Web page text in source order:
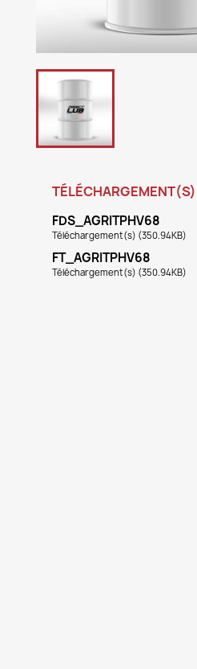
TÉLÉCHARGEMENT(S)
FDS_AGRITPHV68
Téléchargement(s) (350.94KB)
FT_AGRITPHV68
Téléchargement(s) (350.94KB)